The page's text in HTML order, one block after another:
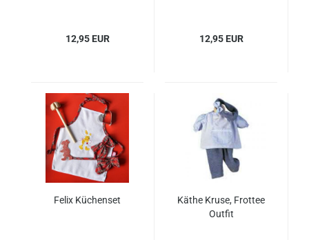
12,95 EUR 12,95 EUR
Felix Küchenset
Käthe Kruse, Frottee
Outfit